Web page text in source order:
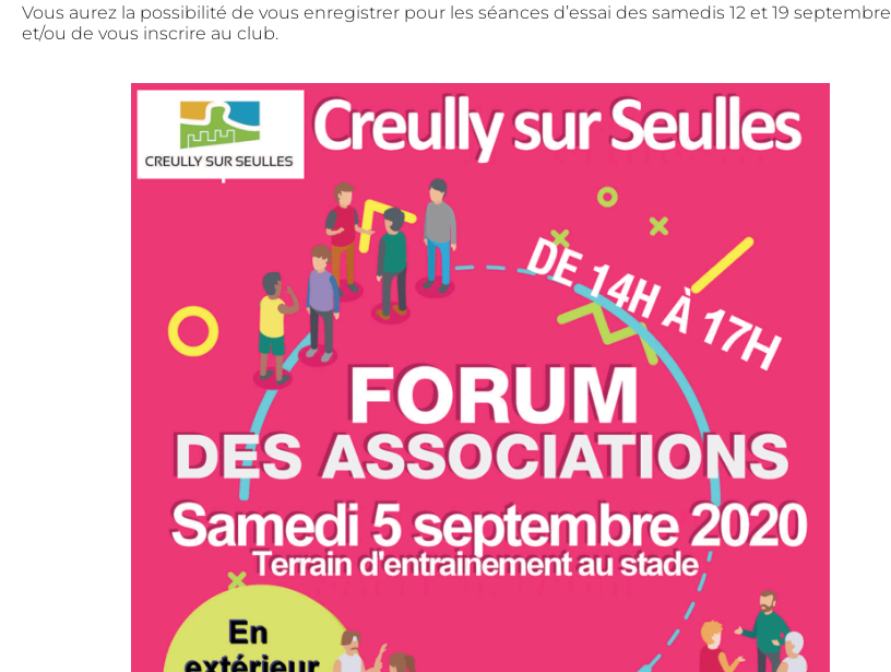
Vous aurez la possibilité de vous enregistrer pour les séances d’essai des samedis 12 et 19 septembre
et/ou de vous inscrire au club.